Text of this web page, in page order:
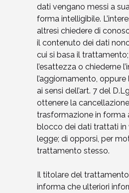
dati vengano messi a
forma intelligibile.
altresì chiedere di
il contenuto dei dati
cui si basa il
l’esattezza o chiederne
l’aggiornamento,
ai sensi dell’art. 7 del
ottenere la
trasformazione in forma
blocco dei dati trattati in
legge; di opporsi, per
trattamento stesso.
Il titolare del
informa che ulteriori